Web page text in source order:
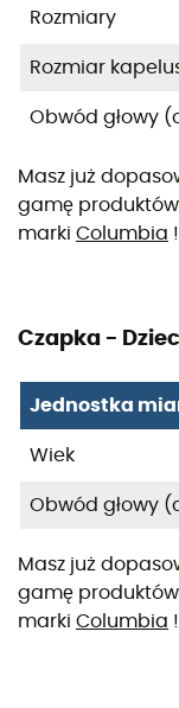
Rozmiary
Rozmiar
Obwód głowy
Masz już
gamę
marki Columbia !
Czapka -
Jednostka
Wiek
Obwód głowy
Masz już
gamę
marki Columbia !